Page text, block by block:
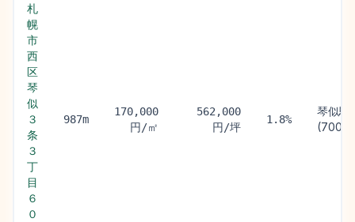
札
幌
市
西
区
琴
似
３
条
３
丁
目
６
０
987m
170,000
円/㎡
562,000
円/坪
1.8%
琴似駅
(700m)